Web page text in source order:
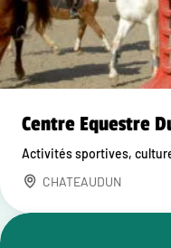
Centre Equestre
Activités sportives,
CHATEAUDUN